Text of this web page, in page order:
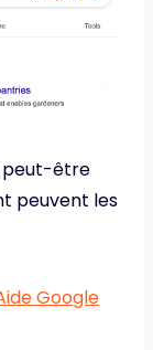
peut-être
peuvent les
Google